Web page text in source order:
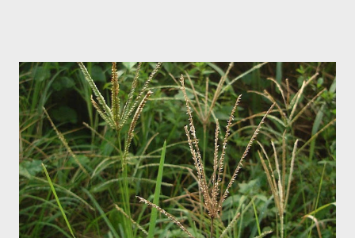
cá. Hoa nở về mùa hạ vào các tháng 5-8. (Hình dưới).